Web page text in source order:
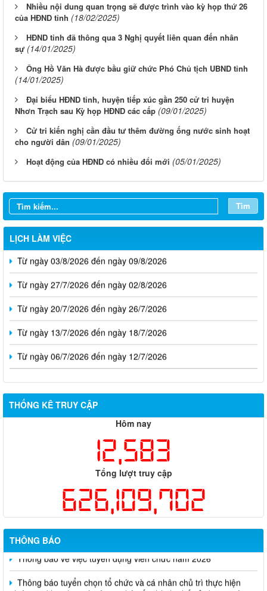
Nhiều nội dung quan trọng sẽ được trình vào kỳ họp thứ 26
của HĐND tỉnh (18/02/2025)
HĐND tỉnh đã thông qua 3 Nghị quyết liên quan đến nhân
sự (14/01/2025)
Ông Hồ Văn Hà được bầu giữ chức Phó Chủ tịch UBND tỉnh
(14/01/2025)
Đại biểu HĐND tỉnh, huyện tiếp xúc gần 250 cử tri huyện
Nhơn Trạch sau Kỳ họp HĐND các cấp (09/01/2025)
Cử tri kiến nghị cần đầu tư thêm đường ống nước sinh hoạt
cho người dân (09/01/2025)
Hoạt động của HĐND có nhiều đổi mới (05/01/2025)
Tìm
LỊCH LÀM VIỆC
Từ ngày 03/8/2026 đến ngày 09/8/2026
Từ ngày 27/7/2026 đến ngày 02/8/2026
Từ ngày 20/7/2026 đến ngày 26/7/2026
Từ ngày 13/7/2026 đến ngày 18/7/2026
Từ ngày 06/7/2026 đến ngày 12/7/2026
THỐNG KÊ TRUY CẬP
Hôm nay
12,583
Tổng lượt truy cập
626,109,702
THÔNG BÁO
Thông báo về việc tuyển dụng viên chức năm 2026
Thông báo tuyển chọn tổ chức và cá nhân chủ trì thực hiện
nhiệm vụ khoa học và công nghệ cấp thành phố sử dụng ngân
sách nhà nước đặt hàng thực hiện năm 2026 (đợt 1) lần 3